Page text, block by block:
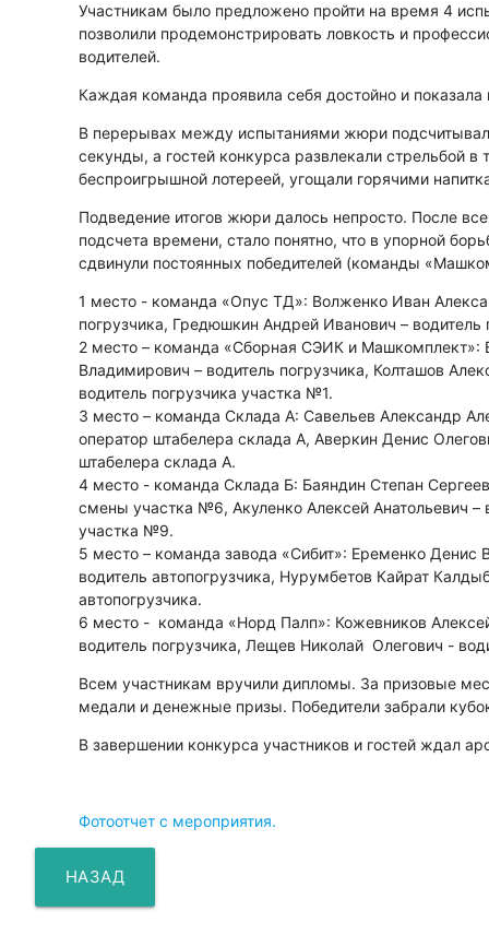
Участникам было предложено пройти на время 4
позволили продемонстрировать ловкость и
водителей.
Каждая команда проявила себя достойно и показала
В перерывах между испытаниями жюри
секунды, а гостей конкурса развлекали стрельбой в
беспроигрышной лотереей, угощали горячими
Подведение итогов жюри далось непросто. После
подсчета времени, стало понятно, что в упорной
сдвинули постоянных победителей (команды
1 место - команда «Опус ТД»: Волженко Иван
погрузчика, Гредюшкин Андрей Иванович – водитель
2 место – команда «Сборная СЭИК и Машкомплект»:
Владимирович – водитель погрузчика, Колташов
водитель погрузчика участка №1.
3 место – команда Склада А: Савельев Александр
оператор штабелера склада А, Аверкин Денис
штабелера склада А.
4 место - команда Склада Б: Баяндин Степан
смены участка №6, Акуленко Алексей Анатольевич –
участка №9.
5 место – команда завода «Сибит»: Еременко Денис
водитель автопогрузчика, Нурумбетов Кайрат
автопогрузчика.
6 место - команда «Норд Палп»: Кожевников
водитель погрузчика, Лещев Николай Олегович -
Всем участникам вручили дипломы. За призовые
медали и денежные призы. Победители забрали
В завершении конкурса участников и гостей ждал
Фотоотчет с мероприятия.
НАЗАД